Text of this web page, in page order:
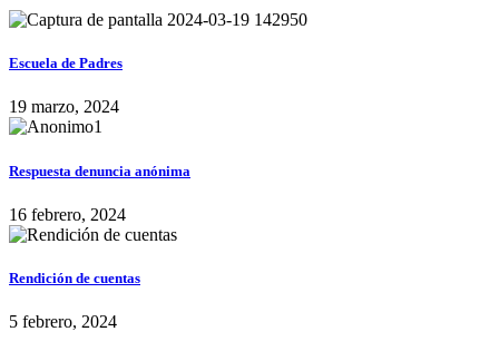
Escuela de Padres
19 marzo, 2024
Respuesta denuncia anónima
16 febrero, 2024
Rendición de cuentas
5 febrero, 2024